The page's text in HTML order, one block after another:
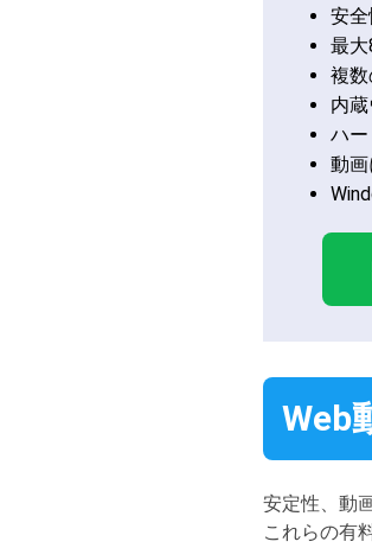
安全
最大
複数
内
ハ
動画
Web
安定性、動
これらの有